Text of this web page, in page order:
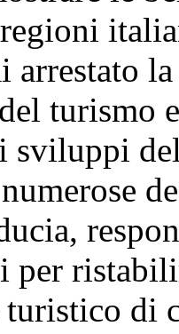
arrestato
turismo
per
turistico di